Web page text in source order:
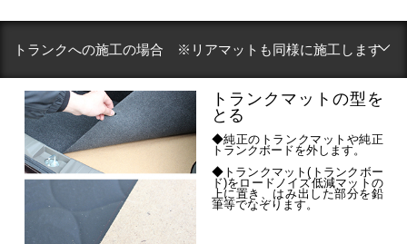
トランクへの施工の場合 ※リアマットも同様に施工します
トランクマットの型を
とる
◆純正のトランクマットや純正
トランクボードを外します。
◆トランクマット(トランクボー
ド)をロードノイズ低減マットの
上に置き、はみ出した部分を鉛
筆等でなぞります。